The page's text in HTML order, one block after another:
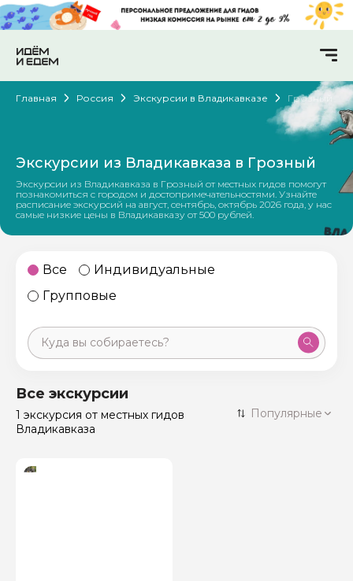
Главная Россия Экскурсии в Владикавказе Грозный
Экскурсии из Владикавказа в Грозный
Экскурсии из Владикавказа в Грозный от местных гидов помогут
познакомиться с городом и достопримечательностями. Узнайте
расписание экскурсий на август, сентябрь, октябрь 2026 года, у нас
самые низкие цены в Владикавказу от 500 рублей.
Все
Индивидуальные
Групповые
Санкт-Петербург
Россия
50 экскурсий
Все экскурсии
1 экскурсия от местных гидов
Владикавказа
Популярные